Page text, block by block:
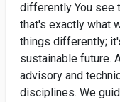
differently You see
that's exactly what
things differently;
sustainable future.
advisory and
disciplines. We